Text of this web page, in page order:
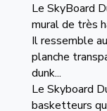
Le SkyBoard
mural de très
Il ressemble
planche
dunk...
Le Skyboard
basketteurs